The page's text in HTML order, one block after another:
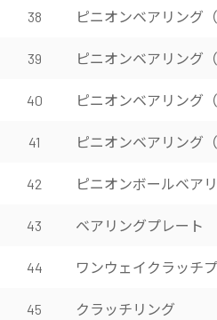
38 ピニオンベアリング
39 ピニオンベアリング
40 ピニオンベアリング
41 ピニオンベアリング
42 ピニオンボールベア
43 ベアリングプレート
44 ワンウェイクラッチ
45 クラッチリング